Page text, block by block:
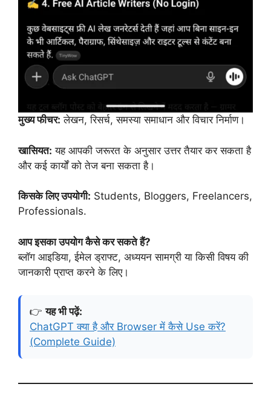
मुख्य फीचर: लेखन, रिसर्च, समस्या समाधान और विचार निर्माण।
खासियत: यह आपकी जरूरत के अनुसार उत्तर तैयार कर सकता है
और कई कार्यों को तेज बना सकता है।
किसके लिए उपयोगी: Students, Bloggers, Freelancers,
Professionals.
आप इसका उपयोग कैसे कर सकते हैं?
ब्लॉग आइडिया, ईमेल ड्राफ्ट, अध्ययन सामग्री या किसी विषय की
जानकारी प्राप्त करने के लिए।
👉यह भी पढ़ें:
ChatGPT क्या है और Browser में कैसे Use करें?
(Complete Guide)